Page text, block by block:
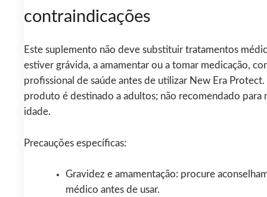
contraindicações
Este suplemento não deve substituir tratamentos
estiver grávida, a amamentar ou a tomar medicação,
profissional de saúde antes de utilizar New Era Protect.
produto é destinado a adultos; não recomendado para
idade.
Precauções específicas:
Gravidez e amamentação: procure
médico antes de usar.